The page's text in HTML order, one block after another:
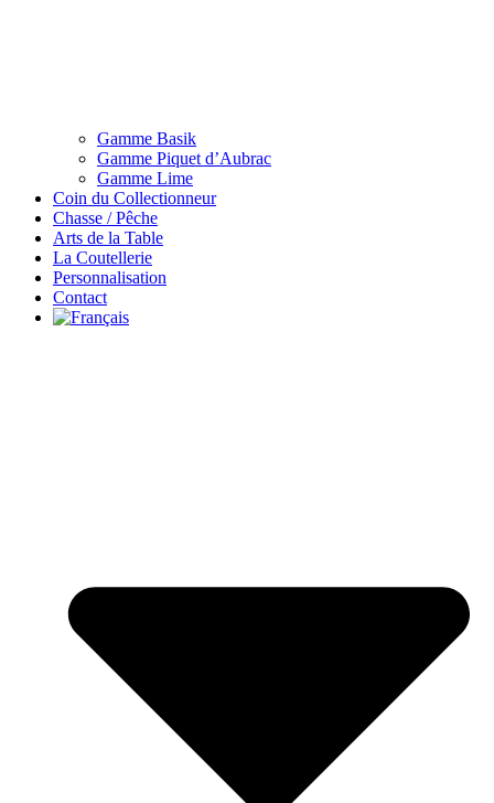
Gamme Basik
Gamme Piquet d’Aubrac
Gamme Lime
Coin du Collectionneur
Chasse / Pêche
Arts de la Table
La Coutellerie
Personnalisation
Contact